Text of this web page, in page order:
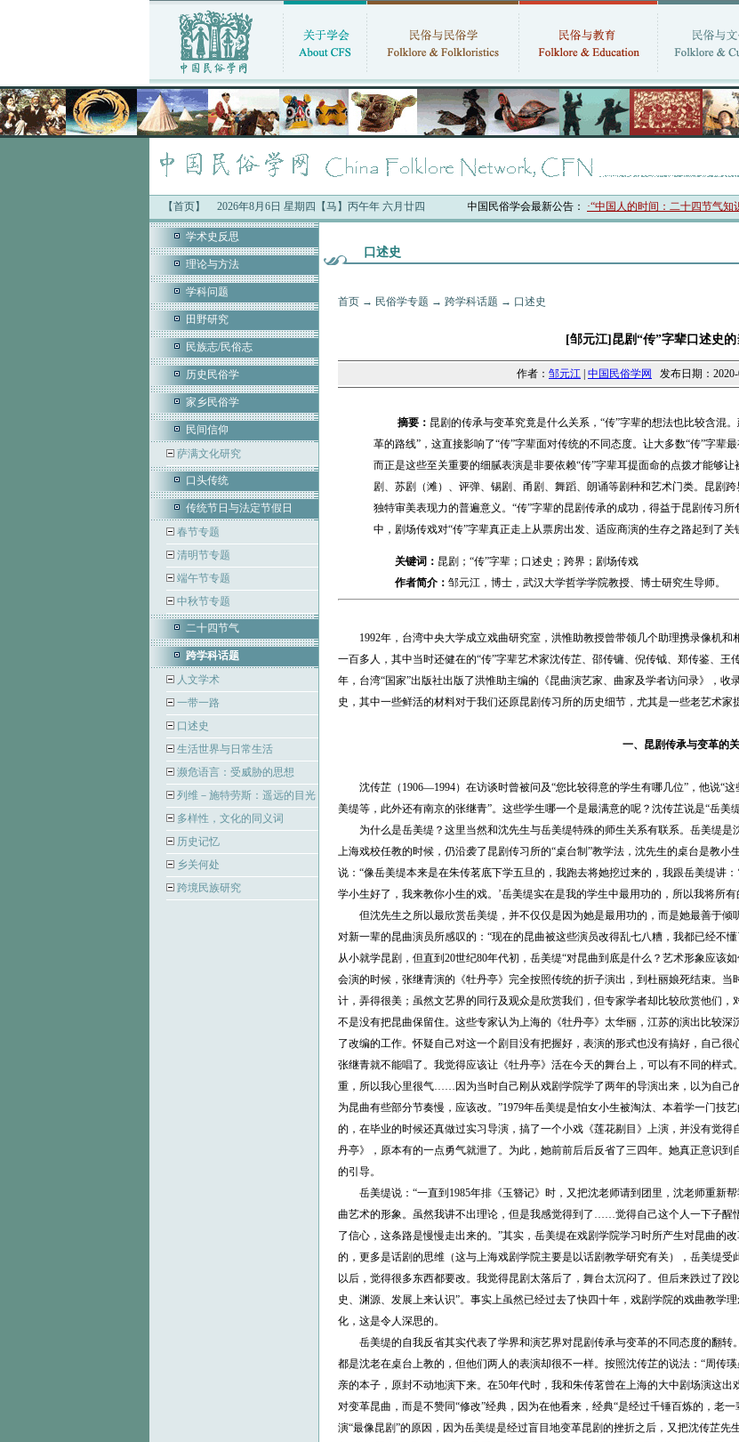
【首页】 2026年8月6日 星期四【马】丙午年 六月廿四中国民俗学会最新公告：·“中国人的时间：二十四节气知识体系与
学术史反思
理论与方法
学科问题
田野研究
民族志/民俗志
历史民俗学
家乡民俗学
民间信仰
萨满文化研究
口头传统
传统节日与法定节假日
春节专题
清明节专题
端午节专题
中秋节专题
二十四节气
跨学科话题
人文学术
一带一路
口述史
生活世界与日常生活
濒危语言：受威胁的思想
列维－施特劳斯：遥远的目光
多样性，文化的同义词
历史记忆
乡关何处
跨境民族研究
口述史
首页→ 民俗学专题 → 跨学科话题 → 口述史
[邹元江]昆剧“传”字辈口述史的
作者： 邹元江 中国民俗学网 发布日期：
摘要： 昆剧的传承与变革究竟是什么关系，“传”字辈的想法也比较含混
革的路线”，这直接影响了“传”字辈面对传统的不同态度。让大多数“传”字辈
而正是这些至关重要的细腻表演是非要依赖“传”字辈耳提面命的点拨才能够
剧、苏剧（滩）、评弹、锡剧、甬剧、舞蹈、朗诵等剧种和艺术门类。昆剧
独特审美表现力的普遍意义。“传”字辈的昆剧传承的成功，得益于昆剧传习
中，剧场传戏对“传”字辈真正走上从票房出发、适应商演的生存之路起到了关
关键词： 昆剧；“传”字辈；口述史；跨界；剧场传戏
作者简介： 邹元江，博士，武汉大学哲学学院教授、博士研究生导师。
1992年，台湾中央大学成立戏曲研究室，洪惟助教授曾带领几个助理携录像机和
一百多人，其中当时还健在的“传”字辈艺术家沈传芷、邵传镛、倪传钺、郑传鉴、王
年，台湾“国家”出版社出版了洪惟助主编的《昆曲演艺家、曲家及学者访问录》，收
史，其中一些鲜活的材料对于我们还原昆剧传习所的历史细节，尤其是一些老艺术家
一、昆剧传承与变革的
沈传芷（1906—1994）在访谈时曾被问及“您比较得意的学生有哪几位”，他说“
美缇等，此外还有南京的张继青”。这些学生哪一个是最满意的呢？沈传芷说是“岳美缇
为什么是岳美缇？这里当然和沈先生与岳美缇特殊的师生关系有联系。岳美缇是
上海戏校任教的时候，仍沿袭了昆剧传习所的“桌台制”教学法，沈先生的桌台是教
说：“像岳美缇本来是在朱传茗底下学五旦的，我跑去将她挖过来的，我跟岳美缇讲
学小生好了，我来教你小生的戏。’岳美缇实在是我的学生中最用功的，所以我将所
但沈先生之所以最欣赏岳美缇，并不仅仅是因为她是最用功的，而是她最善于倾
对新一辈的昆曲演员所感叹的：“现在的昆曲被这些演员改得乱七八糟，我都已经不
从小就学昆剧，但直到20世纪80年代初，岳美缇“对昆曲到底是什么？艺术形象应该
会演的时候，张继青演的《牡丹亭》完全按照传统的折子演出，到杜丽娘死结束。
计，弄得很美；虽然文艺界的同行及观众是欣赏我们，但专家学者却比较欣赏他们
不是没有把昆曲保留住。这些专家认为上海的《牡丹亭》太华丽，江苏的演出比较
了改编的工作。怀疑自己对这一个剧目没有把握好，表演的形式也没有搞好，自己
张继青就不能唱了。我觉得应该让《牡丹亭》活在今天的舞台上，可以有不同的样
重，所以我心里很气……因为当时自己刚从戏剧学院学了两年的导演出来，以为自己
为昆曲有些部分节奏慢，应该改。”1979年岳美缇是怕女小生被淘汰、本着学一门技
的，在毕业的时候还真做过实习导演，搞了一个小戏《莲花剔目》上演，并没有觉
丹亭》，原本有的一点勇气就泄了。为此，她前前后后反省了三四年。她真正意识
的引导。
岳美缇说：“一直到1985年排《玉簪记》时，又把沈老师请到团里，沈老师重新
曲艺术的形象。虽然我讲不出理论，但是我感觉得到了……觉得自己这个人一下子
了信心，这条路是慢慢走出来的。”其实，岳美缇在戏剧学院学习时所产生对昆曲的
的，更多是话剧的思维（这与上海戏剧学院主要是以话剧教学研究有关），岳美缇
以后，觉得很多东西都要改。我觉得昆剧太落后了，舞台太沉闷了。但后来跌过了
史、渊源、发展上来认识”。事实上虽然已经过去了快四十年，戏剧学院的戏曲教学
化，这是令人深思的。
岳美缇的自我反省其实代表了学界和演艺界对昆剧传承与变革的不同态度的翻转
都是沈老在桌台上教的，但他们两人的表演却很不一样。按照沈传芷的说法：“周传
亲的本子，原封不动地演下来。在50年代时，我和朱传茗曾在上海的大中剧场演这
对变革昆曲，而是不赞同“修改”经典，因为在他看来，经典“是经过千锤百炼的，老
演“最像昆剧”的原因，因为岳美缇是经过盲目地变革昆剧的挫折之后，又把沈传芷